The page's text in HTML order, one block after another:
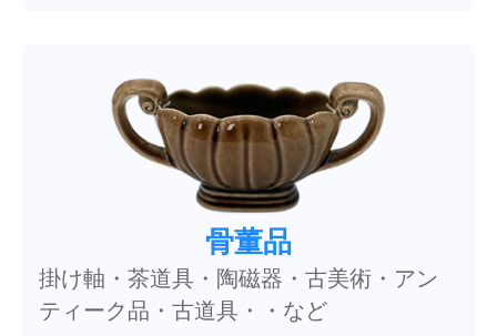
骨董品
掛け軸・茶道具・陶磁器・古美術・アン
ティーク品・古道具・・など